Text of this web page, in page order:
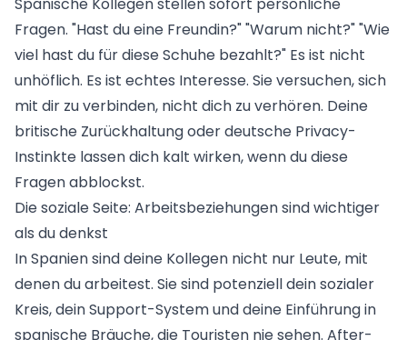
Fragen. "Hast du eine Freundin?" "Warum nicht?" "Wie
viel hast du für diese Schuhe bezahlt?" Es ist nicht
unhöflich. Es ist echtes Interesse. Sie versuchen, sich
mit dir zu verbinden, nicht dich zu verhören. Deine
britische Zurückhaltung oder deutsche Privacy-
Instinkte lassen dich kalt wirken, wenn du diese
Fragen abblockst.
Die soziale Seite: Arbeitsbeziehungen sind wichtiger
als du denkst
In Spanien sind deine Kollegen nicht nur Leute, mit
denen du arbeitest. Sie sind potenziell dein sozialer
Kreis, dein Support-System und deine Einführung in
spanische Bräuche, die Touristen nie sehen. After-